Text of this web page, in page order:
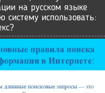
на русском языке
систему использовать: